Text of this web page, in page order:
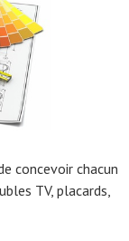
concevoir chacun
TV, placards,